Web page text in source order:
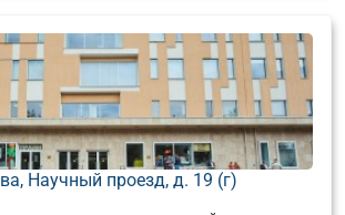
Научный проезд, д. 19 (г)